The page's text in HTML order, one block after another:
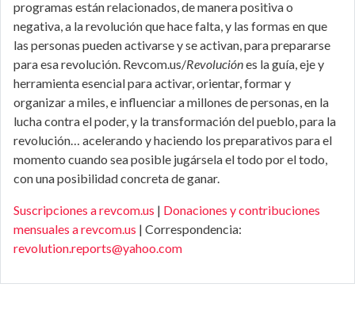
programas están relacionados, de manera positiva o
negativa, a la revolución que hace falta, y las formas en que
las personas pueden activarse y se activan, para prepararse
para esa revolución. Revcom.us/Revoluciónes la guía, eje y
herramienta esencial para activar, orientar, formar y
organizar a miles, e influenciar a millones de personas, en la
lucha contra el poder, y la transformación del pueblo, para la
revolución… acelerando y haciendo los preparativos para el
momento cuando sea posible jugársela el todo por el todo,
con una posibilidad concreta de ganar.
Suscripciones a revcom.us | Donaciones y contribuciones
mensuales a revcom.us | Correspondencia:
revolution.reports@yahoo.com